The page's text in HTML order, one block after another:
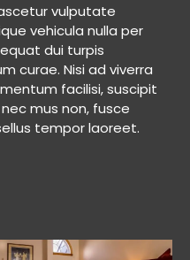
vulputate
vehicula nulla per
dui turpis
curae. Nisi ad viverra
facilisi, suscipit
mus non, fusce
tempor laoreet.